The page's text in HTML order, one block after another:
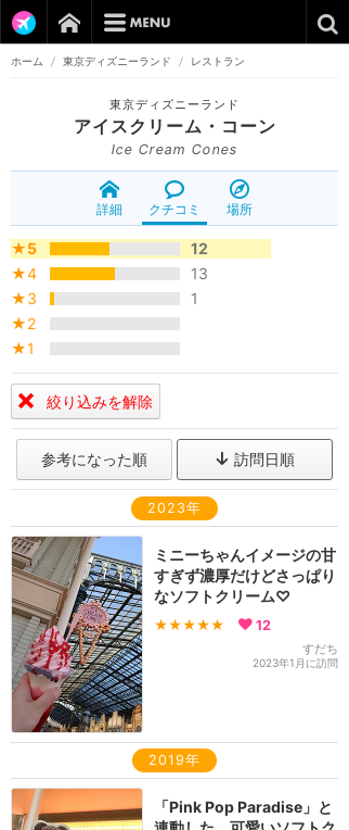
ホーム / 東京ディズニーランド / レストラン
東京ディズニーランド
アイスクリーム・コーン
Ice Cream Cones
詳細 クチコミ 場所
★5
12
★4
13
★3
1
★2
★1
絞り込みを解除
参考になった順 訪問日順
2023年
ミニーちゃんイメージの甘
すぎず濃厚だけどさっぱり
なソフトクリーム♡
★★★★★ 12
すだち
2023年1月に訪問
2019年
「Pink Pop Paradise」と